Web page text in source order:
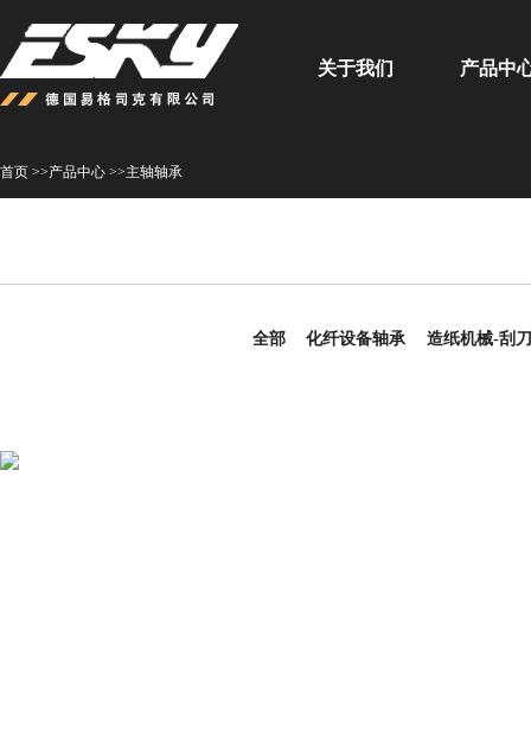
关于我们 产品中
首页 >>产品中心 >>主轴轴承
全部 化纤设备轴承 造纸机械-刮